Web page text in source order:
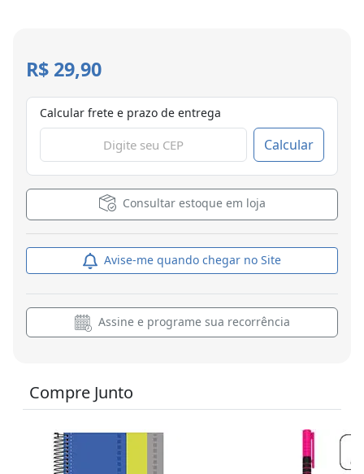
R$ 29,90
Calcular frete e prazo de entrega
Calcular
Consultar estoque em loja
Avise-me quando chegar no Site
Assine e programe sua recorrência
Compre Junto